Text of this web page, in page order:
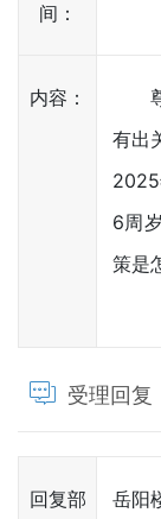
间：
内容：
有出
6周
策是
受理回复
回复部
岳阳